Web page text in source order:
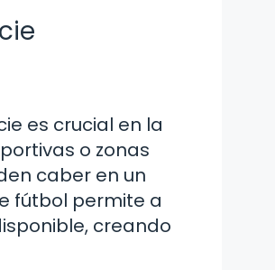
es crucial en la
o zonas
caber en un
fútbol permite a
creando